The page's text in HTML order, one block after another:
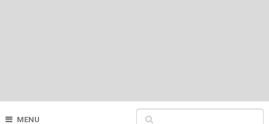
MENU